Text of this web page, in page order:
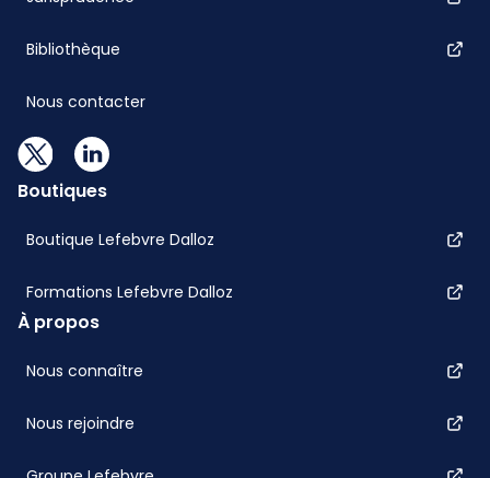
Bibliothèque
Nous contacter
Boutiques
Boutique Lefebvre Dalloz
Formations Lefebvre Dalloz
À propos
Nous connaître
Nous rejoindre